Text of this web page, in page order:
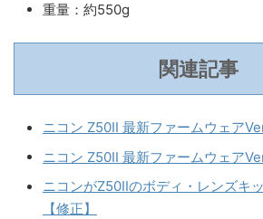
重量：約550g
関連記事
ニコン Z50II 最新ファームウェア
ニコン Z50II 最新ファームウェア
ニコンがZ50IIのボディ・レンズキ
【修正】